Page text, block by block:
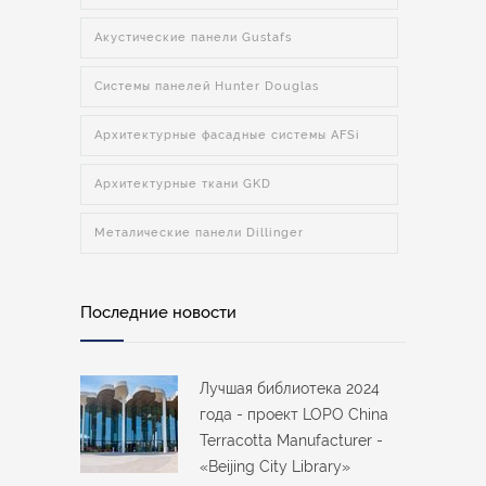
Акустические панели Gustafs
Системы панелей Hunter Douglas
Архитектурные фасадные системы AFSi
Архитектурные ткани GKD
Металические панели Dillinger
Последние новости
Лучшая библиотека 2024
года - проект LOPO China
Terracotta Manufacturer -
«Beijing City Library»